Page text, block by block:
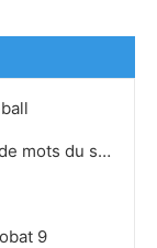
Comment faire pour trouver une liste de mots du second degré
9